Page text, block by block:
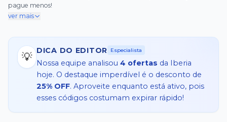
pague menos!
ver mais
💡
DICA DO EDITOR Especialista
Nossa equipe analisou 4 ofertas da Iberia
hoje. O destaque imperdível é o desconto de
25% OFF. Aproveite enquanto está ativo, pois
esses códigos costumam expirar rápido!